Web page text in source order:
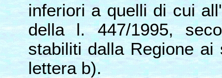
inferiori a quelli di cui
della l. 447/1995,
stabiliti dalla Regione
lettera b).